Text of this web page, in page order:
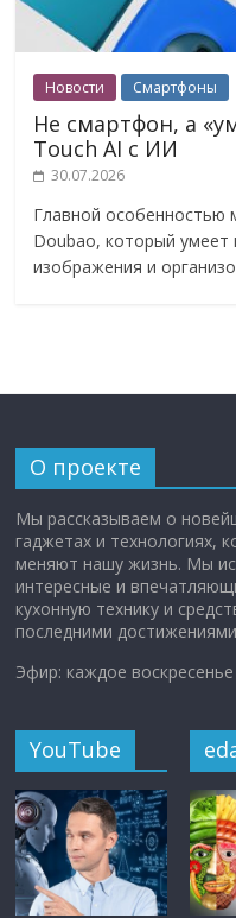
Новости Смартфоны
Не смартфон, а
Touch AI с ИИ
30.07.2026
Главной особенностью
Doubao, который умеет
изображения и
О проекте
Мы рассказываем о
гаджетах и технологиях,
меняют нашу жизнь. Мы
интересные и
кухонную технику и
последними
Эфир: каждое
YouTube